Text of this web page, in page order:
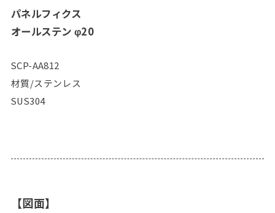
パネルフィクス
オールステン φ20
SCP-AA812
材質/ステンレス
SUS304
【図面】